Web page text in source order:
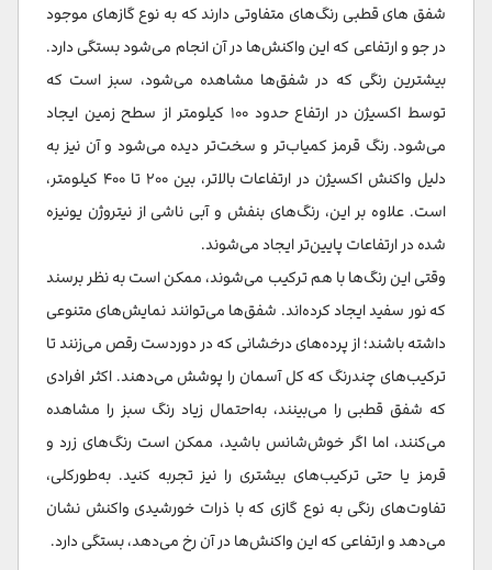
شفق های قطبی رنگ‌های متفاوتی دارند که به نوع گازهای موجود
در جو و ارتفاعی که این واکنش‌ها در آن انجام می‌شود بستگی دارد.
بیشترین رنگی که در شفق‌ها مشاهده می‌شود، سبز است که
توسط اکسیژن در ارتفاع حدود ۱۰۰ کیلومتر از سطح زمین ایجاد
می‌شود. رنگ قرمز کمیاب‌تر و سخت‌تر دیده می‌شود و آن نیز به
دلیل واکنش اکسیژن در ارتفاعات بالاتر، بین ۲۰۰ تا ۴۰۰ کیلومتر،
است. علاوه بر این، رنگ‌های بنفش و آبی ناشی از نیتروژن یونیزه
شده در ارتفاعات پایین‌تر ایجاد می‌شوند.
وقتی این رنگ‌ها با هم ترکیب می‌شوند، ممکن است به نظر برسند
که نور سفید ایجاد کرده‌اند. شفق‌ها می‌توانند نمایش‌های متنوعی
داشته باشند؛ از پرده‌های درخشانی که در دوردست رقص می‌زنند تا
ترکیب‌های چندرنگ که کل آسمان را پوشش می‌دهند. اکثر افرادی
که شفق قطبی را می‌بینند، به‌احتمال زیاد رنگ سبز را مشاهده
می‌کنند، اما اگر خوش‌شانس باشید، ممکن است رنگ‌های زرد و
قرمز یا حتی ترکیب‌های بیشتری را نیز تجربه کنید. به‌طورکلی،
تفاوت‌های رنگی به نوع گازی که با ذرات خورشیدی واکنش نشان
می‌دهد و ارتفاعی که این واکنش‌ها در آن رخ می‌دهد، بستگی دارد.